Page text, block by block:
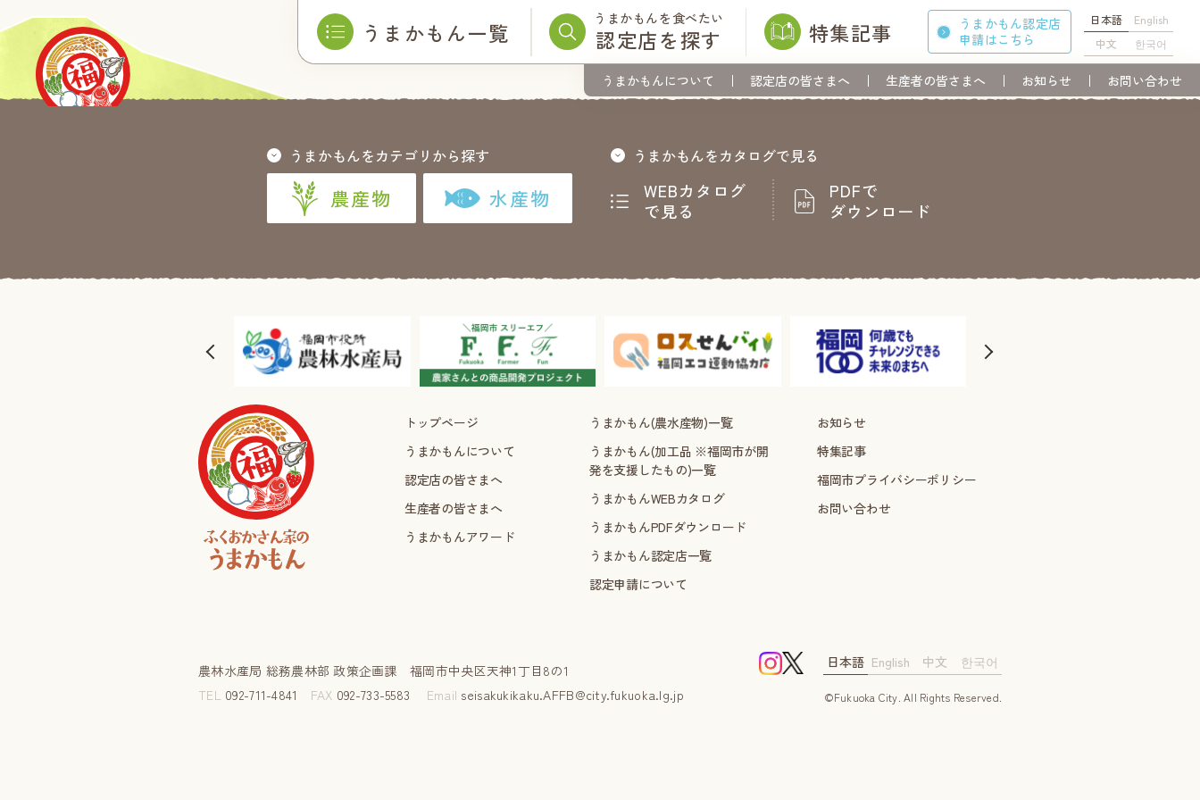
うまかもん一覧 うまかもんを食べたい
認定店を探す 特集記事
うまかもん認定店
申請はこちら
日本語
English
中文
한국어
うまかもんについて 認定店の皆さまへ 生産者の皆さまへ お知らせ お問い合わせ
うまかもんをカテゴリから探す
農産物 水産物
うまかもんをカタログで見る
WEBカタログ
で見る
PDFで
ダウンロード
トップページ
うまかもんについて
認定店の皆さまへ
生産者の皆さまへ
うまかもんアワード
うまかもん(農水産物)一覧
うまかもん(加工品 ※福岡市が開
発を支援したもの)一覧
うまかもんWEBカタログ
うまかもんPDFダウンロード
うまかもん認定店一覧
認定申請について
お知らせ
特集記事
福岡市プライバシーポリシー
お問い合わせ
農林水産局 総務農林部 政策企画課福岡市中央区天神1丁目8の1
TEL 092-711-4841 FAX 092-733-5583 Email seisakukikaku.AFFB@city.fukuoka.lg.jp
日本語 English 中文 한국어
©Fukuoka City. AII Rights Reserved.